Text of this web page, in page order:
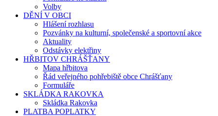
Volby
DĚNÍ V OBCI
Hlášení rozhlasu
Pozvánky na kulturní, společenské a sportovní akce
Aktuality
Odstávky elektřiny
HŘBITOV CHRÁŠŤANY
Mapa hřbitova
Řád veřejného pohřebiště obce Chrášťany
Formuláře
SKLÁDKA RAKOVKA
Skládka Rakovka
PLATBA POPLATKY